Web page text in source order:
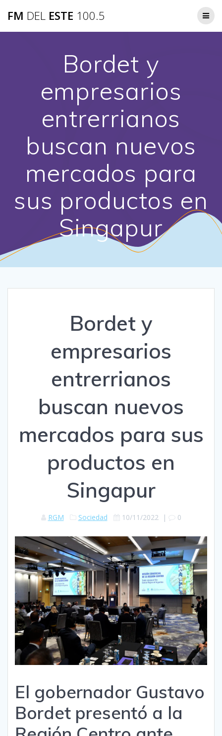
FM DEL ESTE 100.5
Bordet y
empresarios
entrerrianos
buscan nuevos
mercados para
sus productos en
Singapur
Bordet y
empresarios
entrerrianos
buscan nuevos
mercados para sus
productos en
Singapur
RGM Sociedad 10/11/2022| 0
El gobernador Gustavo
Bordet presentó a la